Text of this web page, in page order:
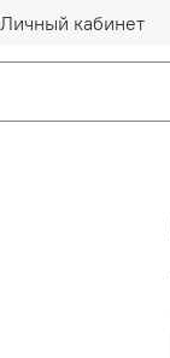
Личный кабинет